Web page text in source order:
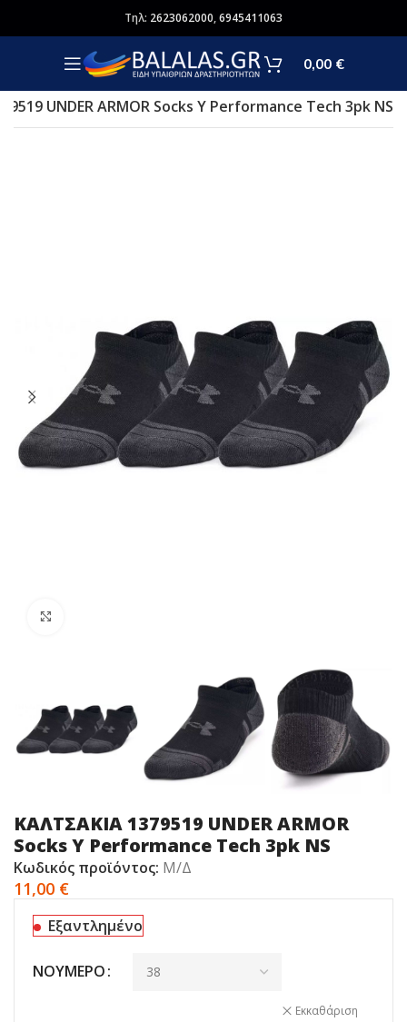
Τηλ: 2623062000,6945411063
0,00 €
UNDER ARMOR Socks Y Performance Tech 3pk NS
ΚΑΛΤΣΑΚΙΑ 1379519 UNDER ARMOR
Socks Y Performance Tech 3pk NS
Κωδικός προϊόντος: Μ/Δ
11,00 €
Εξαντλημένο
ΝΟΎΜΕΡΟ
Εκκαθάριση